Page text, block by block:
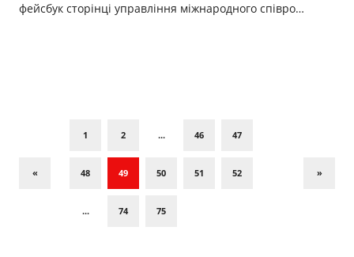
фейсбук сторінці управління міжнародного співро…
«
1 2 ... 46 47
48 49 50 51 52
... 74 75
»